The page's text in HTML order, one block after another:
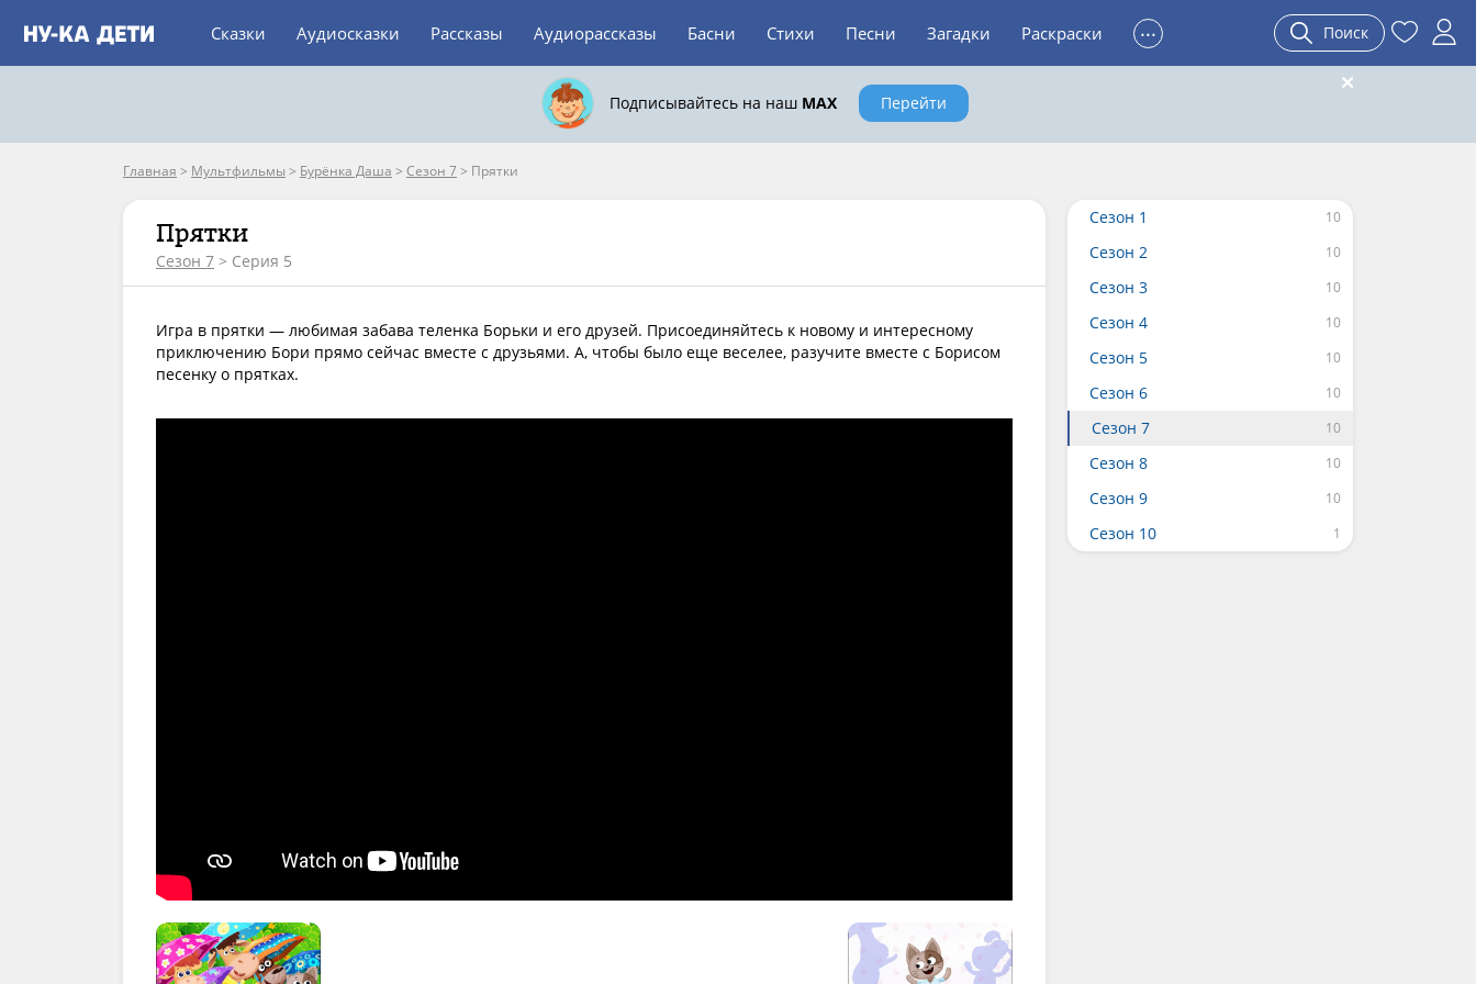
Сказки Аудиосказки Рассказы Аудиорассказы Басни Стихи Песни Загадки Раскраски ... Поиск
Подписывайтесь на наш MAX Перейти
Главная > Мультфильмы > Бурёнка Даша > Сезон 7> Прятки
Прятки
Сезон 7 > Серия 5
Игра в прятки — любимая забава теленка Борьки и его друзей. Присоединяйтесь к новому и интересному
приключению Бори прямо сейчас вместе с друзьями. А, чтобы было еще веселее, разучите вместе с Борисом
песенку о прятках.
Сезон 1
Сезон 2
Сезон 3
Сезон 4
Сезон 5
Сезон 6
Сезон 7
Сезон 8
Сезон 9
Сезон 10